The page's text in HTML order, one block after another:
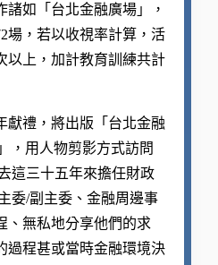
諸如 「 台北金融廣場」，
場， 若以收視率計算，活
以上，加計教育訓練共計
獻禮，將出版「台北金融
，用人物剪影方式訪問
這三十五年來擔任財政
委/副主委 、 金融周邊事
、無私地分享他們的求
過程甚或當時金融環境決